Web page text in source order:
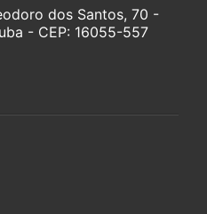
dos Santos, 70 -
- CEP: 16055-557